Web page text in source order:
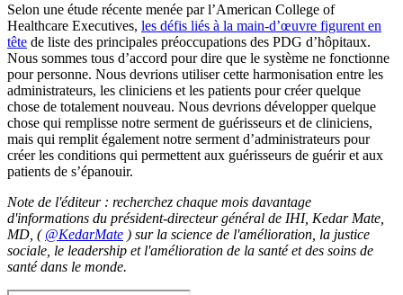
Selon une étude récente menée par l’American College of
Healthcare Executives, les défis liés à la main-d’œuvre figurent en
tête de liste des principales préoccupations des PDG d’hôpitaux.
Nous sommes tous d’accord pour dire que le système ne fonctionne
pour personne. Nous devrions utiliser cette harmonisation entre les
administrateurs, les cliniciens et les patients pour créer quelque
chose de totalement nouveau. Nous devrions développer quelque
chose qui remplisse notre serment de guérisseurs et de cliniciens,
mais qui remplit également notre serment d’administrateurs pour
créer les conditions qui permettent aux guérisseurs de guérir et aux
patients de s’épanouir.
Note de l'éditeur : recherchez chaque mois davantage
d'informations du président-directeur général de IHI, Kedar Mate,
MD, ( @KedarMate ) sur la science de l'amélioration, la justice
sociale, le leadership et l'amélioration de la santé et des soins de
santé dans le monde.